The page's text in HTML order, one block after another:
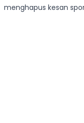
menghapus kesan